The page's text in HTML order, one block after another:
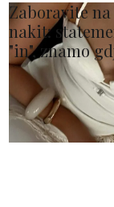
Zaboravite
nakit:
"in", znamo